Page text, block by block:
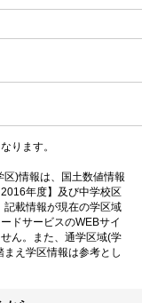
ります。
)情報は、国土数値情報
年度】及び中学校区
載情報が現在の学区域
ドサービスのWEBサイ
ん。また、通学区域(学
え学区情報は参考とし